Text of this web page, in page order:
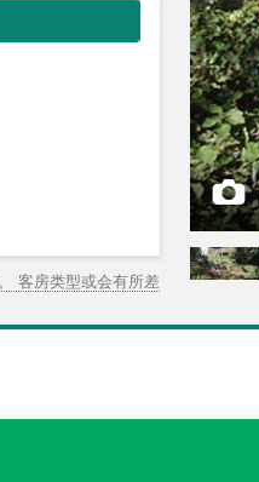
客房类型或会有所差